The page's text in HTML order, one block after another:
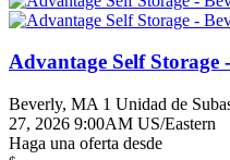
Advantage Self Storage
Beverly, MA 1 Unidad de
27, 2026 9:00AM US/Eastern
Haga una oferta desde